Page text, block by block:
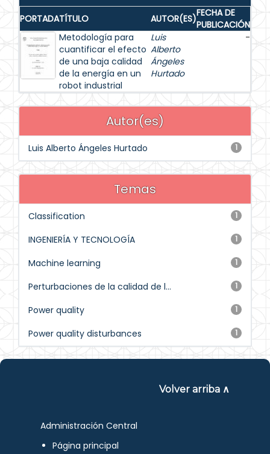
PORTADATÍTULO AUTOR(ES)FECHA DE
PUBLICACIÓN
Metodología para
cuantificar el efecto
de una baja calidad
de la energía en un
robot industrial
Luis
Alberto
Ángeles
Hurtado
-
Autor(es)
1
Luis Alberto Ángeles Hurtado
Temas
1
Classification
1
INGENIERÍA Y TECNOLOGÍA
1
Machine learning
1
Perturbaciones de la calidad de l...
1
Power quality
1
Power quality disturbances
Volver arriba ∧
Administración Central
Página principal